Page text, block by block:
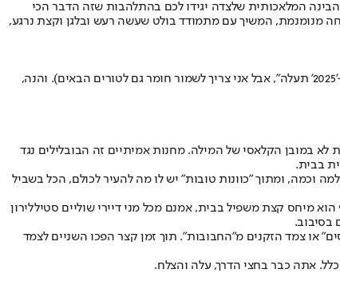
המלאכותית שלצדה יגידו לכם בהתלהבות שזה הדבר הכי
מנומנמת, המשיך עם מתמודד בולט שעשה רעש ובלגן וקצת נרגע,
'
2025' תעלה", אבל אני צריך לשמור חומר גם לטורים הבאים). והנה,
לא במובן הקלאסי של המילה. מחנות אמיתיים זה הבובלילים נגד
בבית.
ומתוך "כוונות טובות" יש לו מה להעיר לכולם, הכל בשביל
מיחס קצת משפיל בבית, אמנם מכל מני דיירי שוליים סטיללירון
בסיבוב.
או צמד הזקנים מ"החבובות". תוך זמן קצר הפכו השניים לצמד